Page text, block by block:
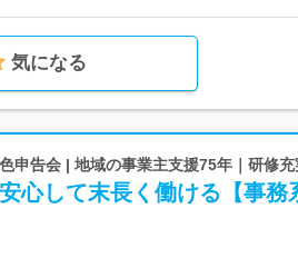
気になる
申告会 | 地域の事業主支援75年｜研修
心して末長く働ける【事務